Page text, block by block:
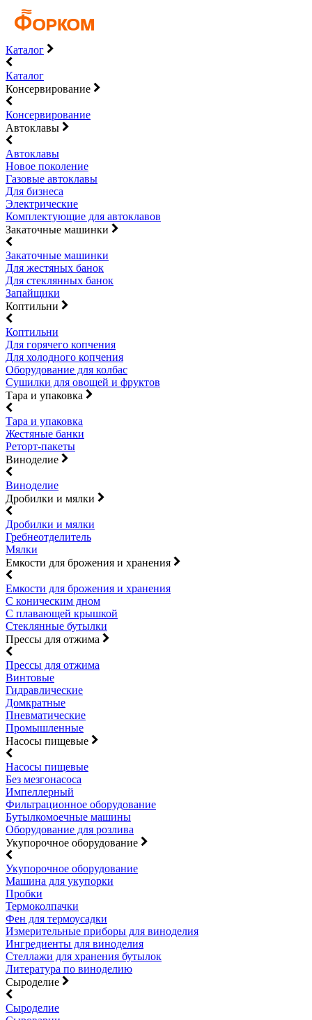
Каталог
Каталог
Консервирование
Консервирование
Автоклавы
Автоклавы
Новое поколение
Газовые автоклавы
Для бизнеса
Электрические
Комплектующие для автоклавов
Закаточные машинки
Закаточные машинки
Для жестяных банок
Для стеклянных банок
Запайщики
Коптильни
Коптильни
Для горячего копчения
Для холодного копчения
Оборудование для колбас
Сушилки для овощей и фруктов
Тара и упаковка
Тара и упаковка
Жестяные банки
Реторт-пакеты
Виноделие
Виноделие
Дробилки и мялки
Дробилки и мялки
Гребнеотделитель
Мялки
Емкости для брожения и хранения
Емкости для брожения и хранения
С коническим дном
С плавающей крышкой
Стеклянные бутылки
Прессы для отжима
Прессы для отжима
Винтовые
Гидравлические
Домкратные
Пневматические
Промышленные
Насосы пищевые
Насосы пищевые
Без мезгонасоса
Импеллерный
Фильтрационное оборудование
Бутылкомоечные машины
Оборудование для розлива
Укупорочное оборудование
Укупорочное оборудование
Машина для укупорки
Пробки
Термоколпачки
Фен для термоусадки
Измерительные приборы для виноделия
Ингредиенты для виноделия
Стеллажи для хранения бутылок
Литература по виноделию
Сыроделие
Сыроделие